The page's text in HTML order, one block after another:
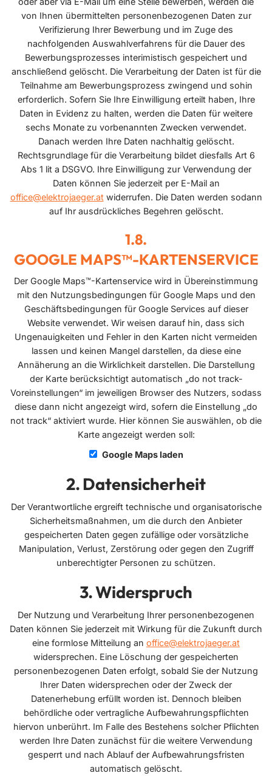
von Ihnen übermittelten personenbezogenen Daten zur
Verifizierung Ihrer Bewerbung und im Zuge des
nachfolgenden Auswahlverfahrens für die Dauer des
Bewerbungsprozesses interimistisch gespeichert und
anschließend gelöscht. Die Verarbeitung der Daten ist für die
Teilnahme am Bewerbungsprozess zwingend und sohin
erforderlich. Sofern Sie Ihre Einwilligung erteilt haben, Ihre
Daten in Evidenz zu halten, werden die Daten für weitere
sechs Monate zu vorbenannten Zwecken verwendet.
Danach werden Ihre Daten nachhaltig gelöscht.
Rechtsgrundlage für die Verarbeitung bildet diesfalls Art 6
Abs 1 lit a DSGVO. Ihre Einwilligung zur Verwendung der
Daten können Sie jederzeit per E-Mail an
office@elektrojaeger.atwiderrufen. Die Daten werden sodann
auf Ihr ausdrückliches Begehren gelöscht.
GOOGLE MAPS™-KARTENSERVICE
Der Google Maps™-Kartenservice wird in Übereinstimmung
mit den Nutzungsbedingungen für Google Maps und den
Geschäftsbedingungen für Google Services auf dieser
Website verwendet. Wir weisen darauf hin, dass sich
Ungenauigkeiten und Fehler in den Karten nicht vermeiden
lassen und keinen Mangel darstellen, da diese eine
Annäherung an die Wirklichkeit darstellen. Die Darstellung
der Karte berücksichtigt automatisch „do not track-
Voreinstellungen“ im jeweiligen Browser des Nutzers, sodass
diese dann nicht angezeigt wird, sofern die Einstellung „do
not track“ aktiviert wurde. Hier können Sie auswählen, ob die
Karte angezeigt werden soll:
Google Maps laden
Datensicherheit
Der Verantwortliche ergreift technische und organisatorische
Sicherheitsmaßnahmen, um die durch den Anbieter
gespeicherten Daten gegen zufällige oder vorsätzliche
Manipulation, Verlust, Zerstörung oder gegen den Zugriff
unberechtigter Personen zu schützen.
Widerspruch
Der Nutzung und Verarbeitung Ihrer personenbezogenen
Daten können Sie jederzeit mit Wirkung für die Zukunft durch
eine formlose Mitteilung an office@elektrojaeger.at
widersprechen. Eine Löschung der gespeicherten
personenbezogenen Daten erfolgt, sobald Sie der Nutzung
Ihrer Daten widersprechen oder der Zweck der
Datenerhebung erfüllt worden ist. Dennoch bleiben
behördliche oder vertragliche Aufbewahrungspflichten
hiervon unberührt. Im Falle des Bestehens solcher Pflichten
werden Ihre Daten zunächst für die weitere Verwendung
gesperrt und nach Ablauf der Aufbewahrungsfristen
automatisch gelöscht.